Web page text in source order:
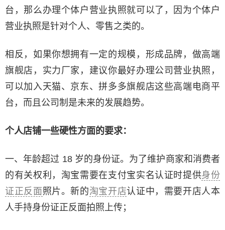
台，那么办理个体户营业执照就可以了，因为个体户
营业执照是针对个人、零售之类的。
相反，如果你想拥有一定的规模，形成品牌，做高端
旗舰店，实力厂家，建议你最好办理公司营业执照，
可以加入天猫、京东、拼多多旗舰店这些高端电商平
台，而且公司制是未来的发展趋势。
个人店铺一些硬性方面的要求：
一、年龄超过 18 岁的身份证。为了维护商家和消费者
的有关权利，淘宝需要在支付宝实名认证时提供身份
证正反面 照片。新的淘宝开店认证中，需要开店人本
人手持身份证正反面拍照上传；